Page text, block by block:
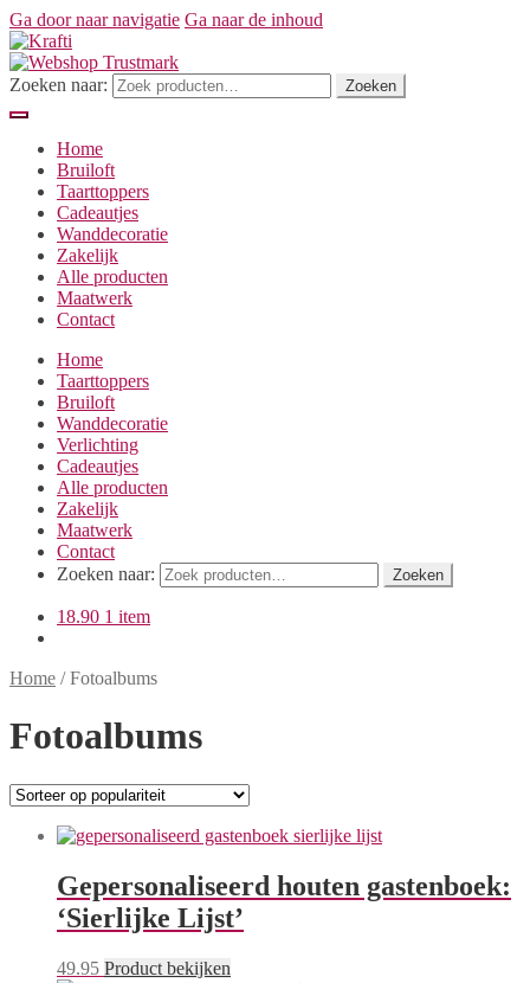
Ga door naar navigatie Ga naar de inhoud
Zoeken naar: Zoeken
Home
Bruiloft
Taarttoppers
Cadeautjes
Wanddecoratie
Zakelijk
Alle producten
Maatwerk
Contact
Home
Taarttoppers
Bruiloft
Wanddecoratie
Verlichting
Cadeautjes
Alle producten
Zakelijk
Maatwerk
Contact
Zoeken naar:
Zoeken
18.90 1 item
Home /Fotoalbums
Fotoalbums
Gepersonaliseerd houten gastenboek:
‘Sierlijke Lijst’
49.95 Product bekijken